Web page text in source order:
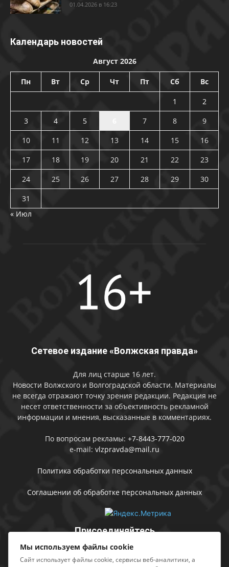
01.04.2026 в 16:23
Календарь новостей
Август 2026
Пн Вт Ср Чт Пт Сб Вс
1
2
3
4 5 7 8
9
10
11 12 13 14 15
16
17
18 19 20 21 22
23
24
25 26 27 28 29
30
31
« Июл
Сетевое издание «Волжская правда»
Для лиц старше 16 лет.
Новости Волжского и Волгоградской области. Материалы
не всегда отражают точку зрения редакции. Редакция не
несет ответственности за объективность рекламной
информации и мнения, высказанные в комментариях.
По вопросам рекламы: +7-8443-777-020
e-mail: vlzpravda@mail.ru
Политика обработки персональных данных
Соглашении об обработке персональных данных
Присоединяйтесь
Мы используем файлы cookie
Сайт использует файлы cookie, сервисы веб-аналитики, а